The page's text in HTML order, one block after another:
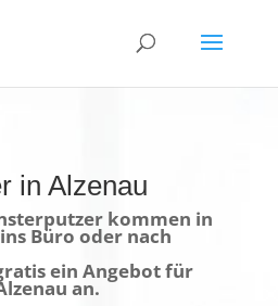
in Alzenau
kommen in
Büro oder nach
ein Angebot für
an.